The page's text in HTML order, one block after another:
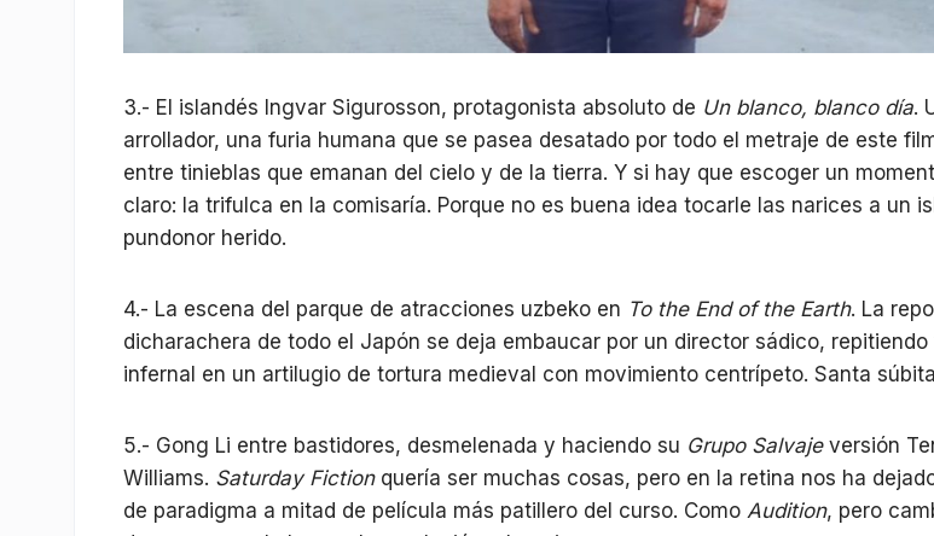
3.- El islandés Ingvar Sigurosson, protagonista absoluto de Un blanco, blanco día.
arrollador, una furia humana que se pasea desatado por todo el metraje de este
entre tinieblas que emanan del cielo y de la tierra. Y si hay que escoger un
claro: la trifulca en la comisaría. Porque no es buena idea tocarle las narices a un
pundonor herido.
4.- La escena del parque de atracciones uzbeko en To the End of the Earth. La
dicharachera de todo el Japón se deja embaucar por un director sádico,
infernal en un artilugio de tortura medieval con movimiento centrípeto. Santa
5.- Gong Li entre bastidores, desmelenada y haciendo su Grupo Salvajeversión
Williams. Saturday Fictionquería ser muchas cosas, pero en la retina nos ha
de paradigma a mitad de película más patillero del curso. Como Audition, pero